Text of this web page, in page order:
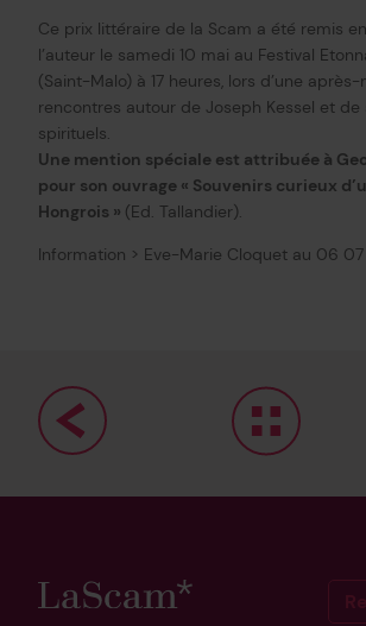
Ce prix littéraire de la Scam a été remis
l’auteur le samedi 10 mai au Festival
(Saint-Malo) à 17 heures, lors d’une
rencontres autour de Joseph Kessel et de
spirituels.
Une mention spéciale est attribuée à
pour son ouvrage « Souvenirs curieux
Hongrois » (Ed. Tallandier).
Information > Eve-Marie Cloquet au 06 07